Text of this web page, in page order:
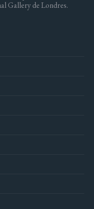
Gallery de Londres.